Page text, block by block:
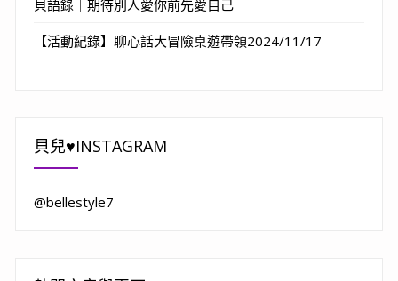
貝語錄｜期待別人愛你前先愛自己
【活動紀錄】聊心話大冒險桌遊帶領2024/11/17
貝兒♥INSTAGRAM
@bellestyle7